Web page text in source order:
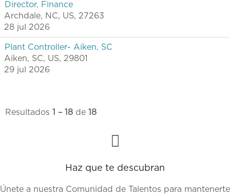
Director, Finance
Archdale, NC, US, 27263
28 jul 2026
Plant Controller- Aiken, SC
Aiken, SC, US, 29801
29 jul 2026
Resultados 1 – 18 de 18
Haz que te descubran
Únete a nuestra Comunidad de Talentos para mantenerte